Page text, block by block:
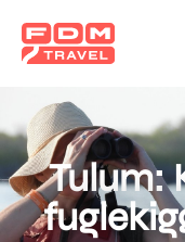
hovedindhold
Tulum: